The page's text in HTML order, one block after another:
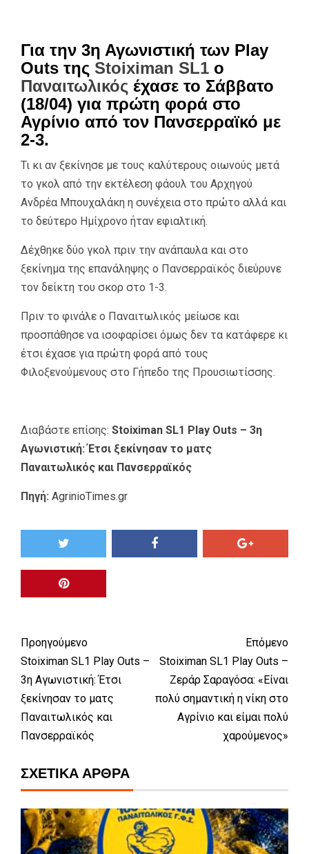
Για την 3η Αγωνιστική των Play
Outs της Stoiximan SL1 ο
Παναιτωλικός έχασε το Σάββατο
(18/04) για πρώτη φορά στο
Αγρίνιο από τον Πανσερραϊκό με
2-3.
Τι κι αν ξεκίνησε με τους καλύτερους οιωνούς μετά
το γκολ από την εκτέλεση φάουλ του Αρχηγού
Ανδρέα Μπουχαλάκη η συνέχεια στο πρώτο αλλά και
το δεύτερο Ημίχρονο ήταν εφιαλτική.
Δέχθηκε δύο γκολ πριν την ανάπαυλα και στο
ξεκίνημα της επανάληψης ο Πανσερραϊκός διεύρυνε
τον δείκτη του σκορ στο 1-3.
Πριν το φινάλε ο Παναιτωλικός μείωσε και
προσπάθησε να ισοφαρίσει όμως δεν τα κατάφερε κι
έτσι έχασε για πρώτη φορά από τους
Φιλοξενούμενους στο Γήπεδο της Προυσιωτίσσης.
Διαβάστε επίσης: Stoiximan SL1 Play Outs – 3η
Αγωνιστική: Έτσι ξεκίνησαν το ματς
Παναιτωλικός και Πανσερραϊκός
Πηγή: AgrinioTimes.gr
Προηγούμενο
Stoiximan SL1 Play Outs –
3η Αγωνιστική: Έτσι
ξεκίνησαν το ματς
Παναιτωλικός και
Πανσερραϊκός
Επόμενο
Stoiximan SL1 Play Outs –
Ζεράρ Σαραγόσα: «Είναι
πολύ σημαντική η νίκη στο
Αγρίνιο και είμαι πολύ
χαρούμενος»
ΣΧΕΤΙΚΆ ΆΡΘΡΑ